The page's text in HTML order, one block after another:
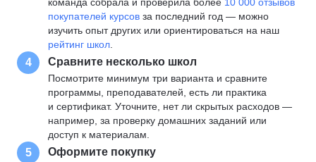
покупателей курсов за последний год — можно
изучить опыт других или ориентироваться на наш
рейтинг школ
4 Сравните несколько школ
Посмотрите минимум три варианта и сравните
программы, преподавателей, есть ли практика
и сертификат. Уточните, нет ли скрытых расходов —
например, за проверку домашних заданий или
доступ к материалам.
5 Оформите покупку